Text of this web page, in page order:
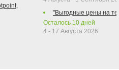
"Выгодные цены на
Осталось 10 дней
4 - 17 Августа 2026